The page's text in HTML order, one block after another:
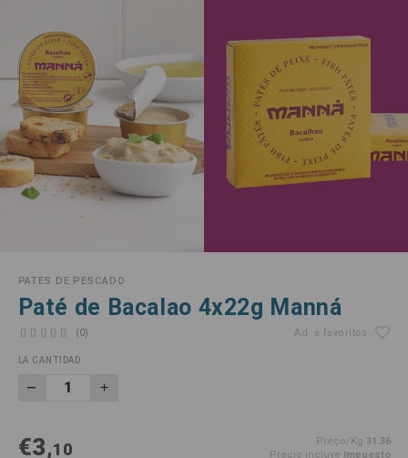
PATES DE PESCADO
Paté de Bacalao 4x22g Manná
(0) Ad. a favoritos
LA CANTIDAD
€3,10 Preço/Kg 31.36
Precio incluye
Impuesto